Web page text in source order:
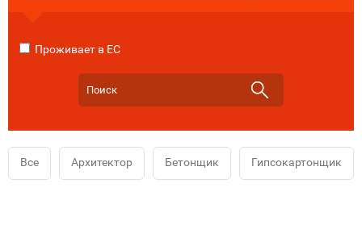
Проживает в ЕС
Все Архитектор Бетонщик Гипсокартонщик